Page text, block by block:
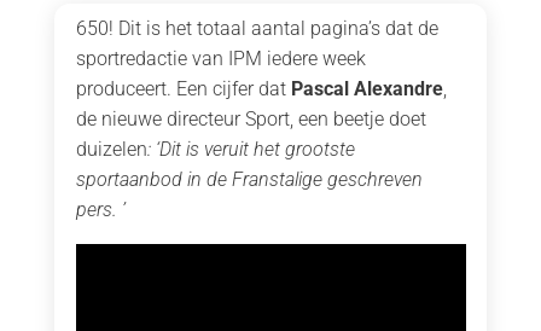
650! Dit is het totaal aantal pagina’s dat de
sportredactie van IPM iedere week
produceert. Een cijfer dat Pascal Alexandre,
de nieuwe directeur Sport, een beetje doet
duizelen: ‘Dit is veruit het grootste
sportaanbod in de Franstalige geschreven
pers. ’